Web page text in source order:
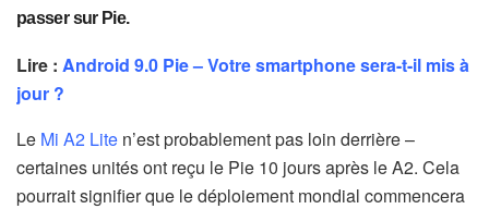
passer sur Pie.
Lire : Android 9.0 Pie – Votre smartphone sera-t-il mis à
jour ?
Le Mi A2 Lite n’est probablement pas loin derrière –
certaines unités ont reçu le Pie 10 jours après le A2. Cela
pourrait signifier que le déploiement mondial commencera